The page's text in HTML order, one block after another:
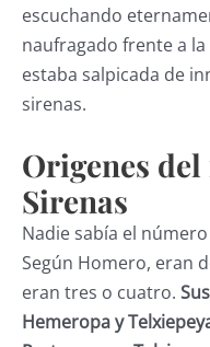
escuchando
naufragado frente a
estaba salpicada de
sirenas.
Origenes
Sirenas
Nadie sabía el
Según Homero, eran
eran tres o cuatro.
Hemeropa y